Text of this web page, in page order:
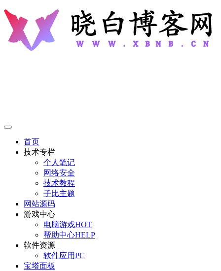
首页
技术专栏
个人笔记
网络安全
技术教程
子比主题
网站源码
游戏中心
电脑游戏HOT
帮助中心HELP
软件资源
软件应用PC
宝塔面板